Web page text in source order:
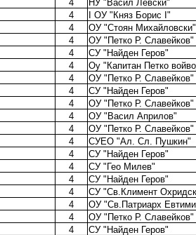
4 НУ "Васил Левски"
4 I ОУ "Княз Борис I"
4 ОУ "Стоян Михайловски"
4 ОУ "Петко Р. Славейков"
4 СУ "Найден Геров"
4 Оу "Капитан Петко
4 ОУ "Петко Р. Славейков"
4 СУ "Найден Геров"
4 ОУ "Петко Р. Славейков"
4 ОУ "Васил Априлов"
4 ОУ "Петко Р. Славейков"
4 СУЕО "Ал. Сл. Пушкин"
4 СУ "Найден Геров"
4 СУ "Гео Милев"
4 СУ "Найден Геров"
4 СУ "Св.Климент
4 ОУ "Св.Патриарх
4 ОУ "Петко Р. Славейков"
4 СУ "Найден Геров"